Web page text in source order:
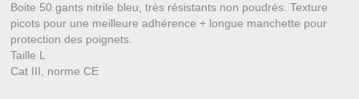
Boite 50 gants nitrile bleu, très résistants non poudrés. Texture
picots pour une meilleure adhérence + longue manchette pour
protection des poignets.
Taille L
Cat III, norme CE